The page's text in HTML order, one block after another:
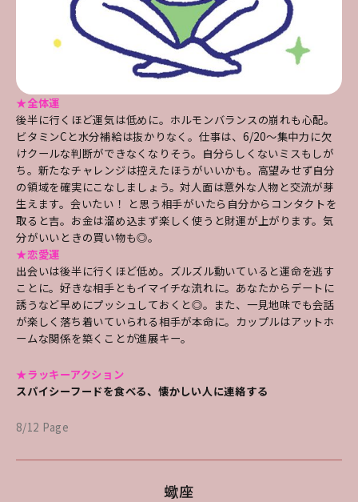
★全体運
後半に行くほど運気は低めに。ホルモンバランスの崩れも心配。
ビタミンCと水分補給は抜かりなく。仕事は、6/20～集中力に欠
けクールな判断ができなくなりそう。自分らしくないミスもしが
ち。新たなチャレンジは控えたほうがいいかも。高望みせず自分
の領域を確実にこなしましょう。対人面は意外な人物と交流が芽
生えます。会いたい！ と思う相手がいたら自分からコンタクトを
取ると吉。お金は溜め込まず楽しく使うと財運が上がります。気
分がいいときの買い物も◎。
★恋愛運
出会いは後半に行くほど低め。ズルズル動いていると運命を逃す
ことに。好きな相手ともイマイチな流れに。あなたからデートに
誘うなど早めにプッシュしておくと◎。また、一見地味でも会話
が楽しく落ち着いていられる相手が本命に。カップルはアットホ
ームな関係を築くことが進展キー。
★ラッキーアクション
スパイシーフードを食べる、懐かしい人に連絡する
8/12 Page
蠍座